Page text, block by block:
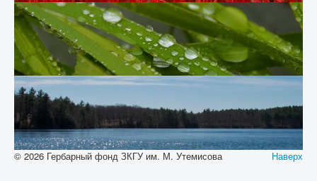
Наверх
© 2026 Гербарный фонд ЗКГУ им. М. Утемисова